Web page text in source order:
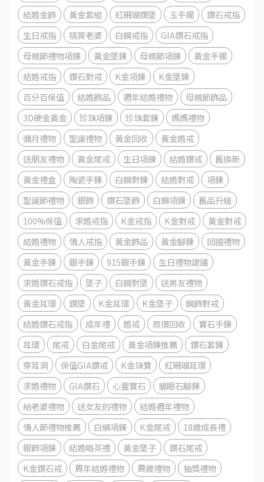
結婚金飾
黃金套組 紅珊瑚鑽墜 玉手鐲
鑽石戒指
生日戒指
犒賞老婆 白鋼戒指
GIA鑽石戒指
母親節禮物項鍊
黃金墜鍊 母親節項鍊
黃金手鐲
結婚戒指
鑽石對戒 K金項鍊
K金墜鍊
百分百保值
結婚飾品 週年結婚禮物
母親節飾品
3D硬金黃金
珍珠項鍊 珍珠套鍊
媽媽禮物
彌月禮物
聖誕禮物 黃金回收
黃金婚戒
送朋友禮物
黃金尾戒 生日項鍊 結婚鑽戒
舊換新
黃金禮盒
陶瓷手鍊 白鋼對鍊 結婚對戒
項鍊
聖誕節禮物
銀飾 鑽石墜飾 白鋼項鍊
舊品升級
100%保值
求婚戒指 K金戒指 K金對戒
黃金對戒
結婚禮物
情人戒指 黃金飾品 黃金腳鍊
回國禮物
黃金手鍊
銀手鍊 915銀手鍊
生日禮物建議
求婚鑽石戒指
墜子 白鋼對墜
送男友禮物
黃金耳環
鑽墜 K金耳環 K金墜子
鋼飾對戒
結婚鑽石戒指
成年禮 婚戒 原價回收
寶石手鍊
耳環
尾戒 白金尾戒 黃金項鍊推薦
鑽石套鍊
穿耳洞
保值GIA鑽戒 K金珠寶
紅珊瑚耳環
求婚禮物
GIA鑽石 心靈寶石
貓眼石腳鍊
給老婆禮物
送女友的禮物
結婚週年禮物
情人節禮物推薦
白綱項鍊 K金尾戒
18歲成長禮
銀飾項鍊
結婚喝茶禮 黃金墜子
鑽石尾戒
K金鑽石戒
周年結婚禮物 周歲禮物
抽獎禮物